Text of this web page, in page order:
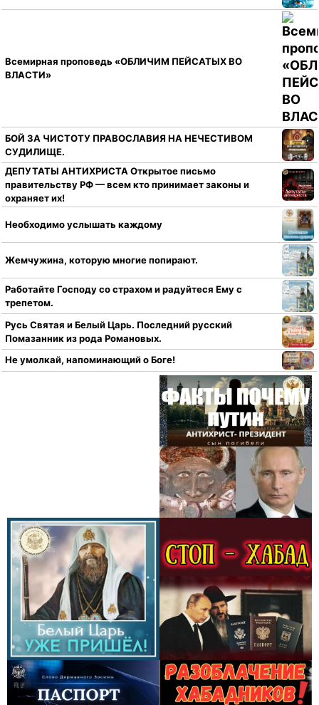
Всемирная проповедь «ОБЛИЧИМ ПЕЙСАТЫХ ВО
ВЛАСТИ»
БОЙ ЗА ЧИСТОТУ ПРАВОСЛАВИЯ НА НЕЧЕСТИВОМ
СУДИЛИЩЕ.
ДЕПУТАТЫ АНТИХРИСТА Открытое письмо
правительству РФ — всем кто принимает законы и
охраняет их!
Необходимо услышать каждому
Жемчужина, которую многие попирают.
Работайте Господу со страхом и радуйтеся Ему с
трепетом.
Русь Святая и Белый Царь. Последний русский
Помазанник из рода Романовых.
Не умолкай, напоминающий о Боге!